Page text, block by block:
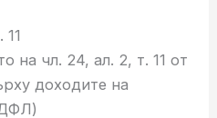
чл. 24, ал. 2, т. 11 от
доходите на